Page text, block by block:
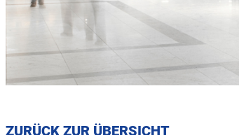
ZURÜCK ZUR ÜBERSICHT